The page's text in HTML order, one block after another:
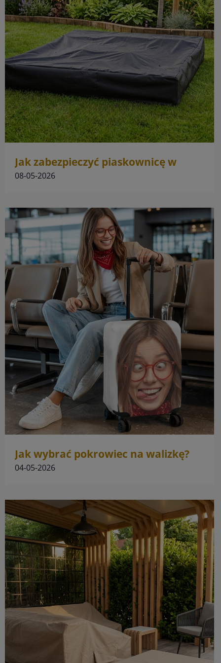
Jak zabezpieczyć piaskownicę w
ogrodzie?
08-05-2026
Jak wybrać pokrowiec na walizkę?
Standardowy vs Personalizowany
04-05-2026